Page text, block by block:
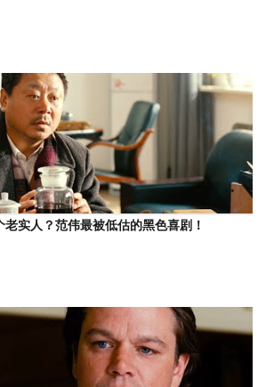
老实人？范伟最被低估的黑色喜剧！